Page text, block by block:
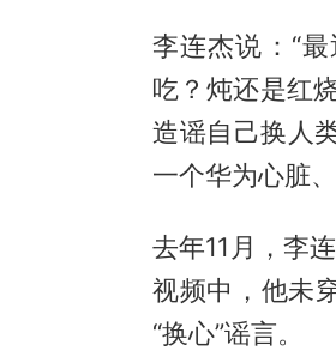
李连杰说：“
吃？炖还是红
造谣自己换人
一个华为心脏
去年11月，李
视频中，他未
“换心”谣言。